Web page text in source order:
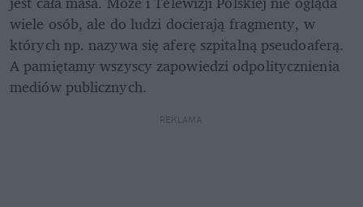
wiele osób, ale do ludzi docierają fragmenty, w
których np. nazywa się aferę szpitalną pseudoaferą.
A pamiętamy wszyscy zapowiedzi odpolitycznienia
mediów publicznych.
REKLAMA